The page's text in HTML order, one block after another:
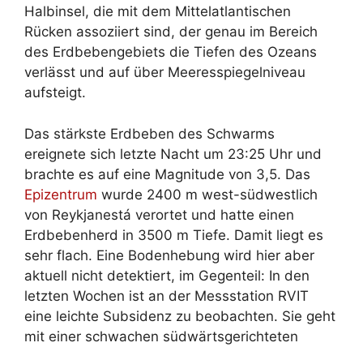
Halbinsel, die mit dem Mittelatlantischen
Rücken assoziiert sind, der genau im Bereich
des Erdbebengebiets die Tiefen des Ozeans
verlässt und auf über Meeresspiegelniveau
aufsteigt.
Das stärkste Erdbeben des Schwarms
ereignete sich letzte Nacht um 23:25 Uhr und
brachte es auf eine Magnitude von 3,5. Das
Epizentrum wurde 2400 m west-südwestlich
von Reykjanestá verortet und hatte einen
Erdbebenherd in 3500 m Tiefe. Damit liegt es
sehr flach. Eine Bodenhebung wird hier aber
aktuell nicht detektiert, im Gegenteil: In den
letzten Wochen ist an der Messstation RVIT
eine leichte Subsidenz zu beobachten. Sie geht
mit einer schwachen südwärtsgerichteten